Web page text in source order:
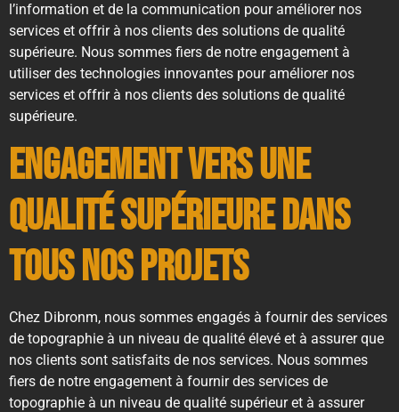
l’information et de la communication pour améliorer nos
services et offrir à nos clients des solutions de qualité
supérieure. Nous sommes fiers de notre engagement à
utiliser des technologies innovantes pour améliorer nos
services et offrir à nos clients des solutions de qualité
supérieure.
Engagement vers une
qualité supérieure dans
tous nos projets
Chez Dibronm, nous sommes engagés à fournir des services
de topographie à un niveau de qualité élevé et à assurer que
nos clients sont satisfaits de nos services. Nous sommes
fiers de notre engagement à fournir des services de
topographie à un niveau de qualité supérieur et à assurer